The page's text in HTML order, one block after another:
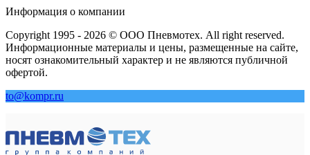
Информация о компании
Copyright 1995 - 2026 © ООО Пневмотех. All right reserved.
Информационные материалы и цены, размещенные на сайте,
носят ознакомительный характер и не являются публичной
офертой.
to@kompr.ru